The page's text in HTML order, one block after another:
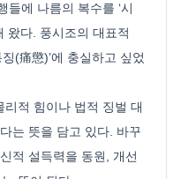
들에 나름의 복수를 ‘시
왔다. 풍시조의 대표적
(痛懲)’에 충실하고 싶었
리적 힘이나 법적 징벌 대
는 뜻을 담고 있다. 바꾸
적 설득력을 동원, 개선